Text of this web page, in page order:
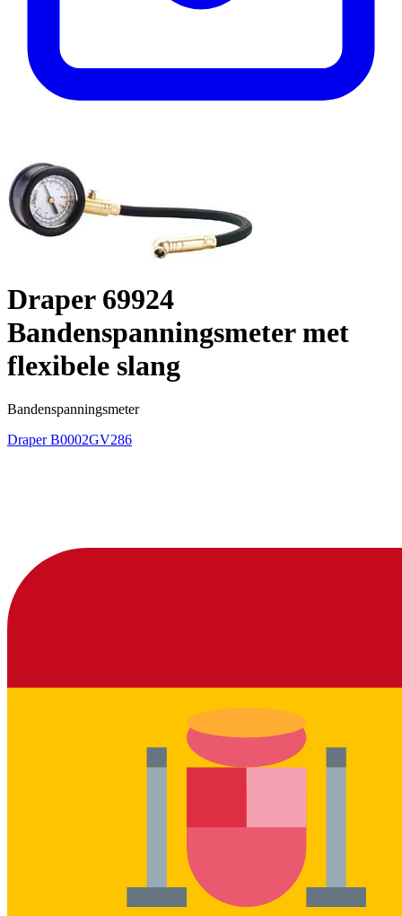
Draper 69924
Bandenspanningsmeter met
flexibele slang
Bandenspanningsmeter
DraperB0002GV286